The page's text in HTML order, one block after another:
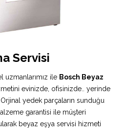
Servisi
uzmanlarımız ile Bosch Beyaz
evinizde, ofisinizde.. yerinde
yedek parçaların sunduğu
garantisi ile müşteri
beyaz eşya servisi hizmeti